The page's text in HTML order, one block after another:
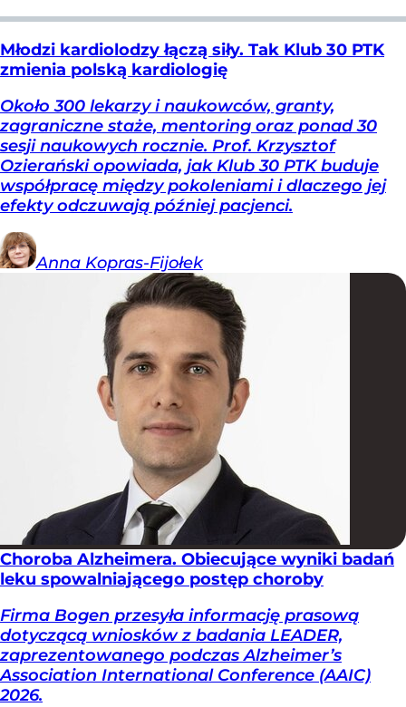
Młodzi kardiolodzy łączą siły. Tak Klub 30 PTK
zmienia polską kardiologię
Około 300 lekarzy i naukowców, granty,
zagraniczne staże, mentoring oraz ponad 30
sesji naukowych rocznie. Prof. Krzysztof
Ozierański opowiada, jak Klub 30 PTK buduje
współpracę między pokoleniami i dlaczego jej
efekty odczuwają później pacjenci.
Anna Kopras-Fijołek
Choroba Alzheimera. Obiecujące wyniki badań
leku spowalniającego postęp choroby
Firma Bogen przesyła informację prasową
dotyczącą wniosków z badania LEADER,
zaprezentowanego podczas Alzheimer’s
Association International Conference (AAIC)
2026.